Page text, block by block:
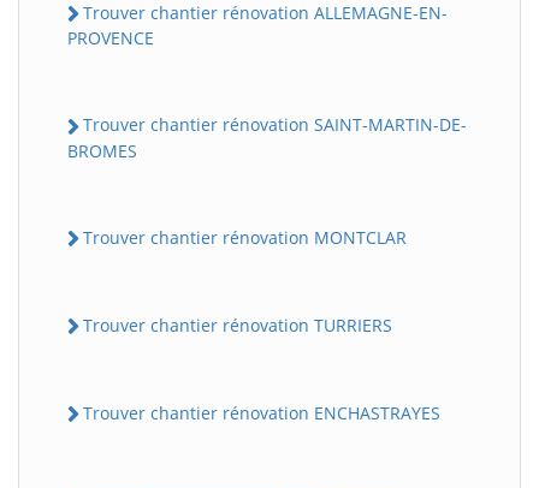
Trouver chantier rénovation ALLEMAGNE-EN-
PROVENCE
Trouver chantier rénovation SAINT-MARTIN-DE-
BROMES
Trouver chantier rénovation MONTCLAR
Trouver chantier rénovation TURRIERS
Trouver chantier rénovation ENCHASTRAYES